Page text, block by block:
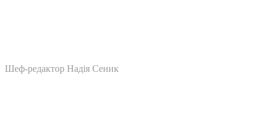
Шеф-редактор Надія Сеник